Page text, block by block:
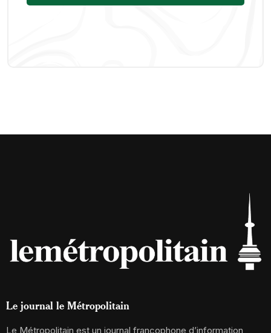
Le journal le Métropolitain
Le Métropolitain est un journal francophone d’information